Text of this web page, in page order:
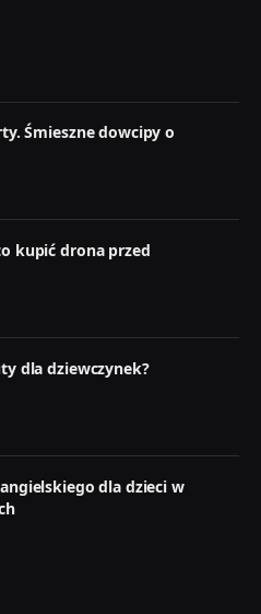
Śmieszne dowcipy o
kupić drona przed
dla dziewczynek?
dla dzieci w